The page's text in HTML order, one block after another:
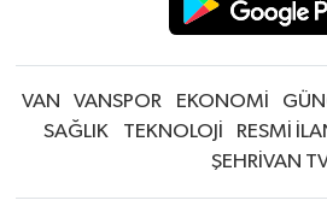
VAN VANSPOR EKONOMİ
SAĞLIK
TEKNOLOJİ RESMİ
ŞEHRİVAN